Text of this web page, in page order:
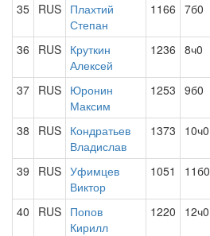
35 RUS Плахтий
Степан
1166 7б0
36 RUS Круткин
Алексей
1236 8ч0
37 RUS Юронин
Максим
1253 9б0
38 RUS Кондратьев
Владислав
1373 10ч0
39 RUS Уфимцев
Виктор
1051 11б0
40 RUS Попов
Кирилл
1220 12ч0